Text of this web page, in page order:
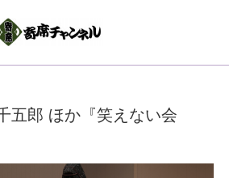
五郎 ほか『笑えない会